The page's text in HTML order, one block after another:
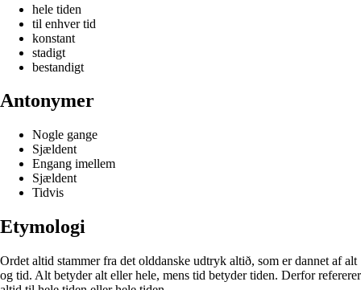
hele tiden
til enhver tid
konstant
stadigt
bestandigt
Antonymer
Nogle gange
Sjældent
Engang imellem
Sjældent
Tidvis
Etymologi
Ordet altid stammer fra det olddanske udtryk altið, som er dannet af alt
og tid. Alt betyder alt eller hele, mens tid betyder tiden. Derfor refererer